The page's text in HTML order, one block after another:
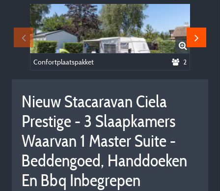
Confortplaatspakket 2
Nieuw Stacaravan Ciela
Prestige - 3 Slaapkamers
Waarvan 1 Master Suite -
Beddengoed, Handdoeken
En Bbq Inbegrepen